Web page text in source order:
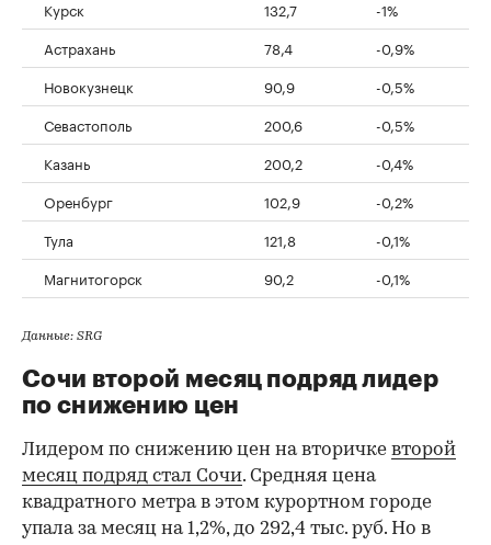
Курск
132,7
-1%
Астрахань
78,4
-0,9%
Новокузнецк
90,9
-0,5%
Севастополь
200,6
-0,5%
Казань
200,2
-0,4%
Оренбург
102,9
-0,2%
Тула
121,8
-0,1%
Магнитогорск
90,2 -0,1%
Данные: SRG
Сочи второй месяц подряд лидер
по снижению цен
Лидером по снижению цен на вторичке второй
месяц подряд стал Сочи. Средняя цена
квадратного метра в этом курортном городе
упала за месяц на 1,2%, до 292,4 тыс. руб. Но в